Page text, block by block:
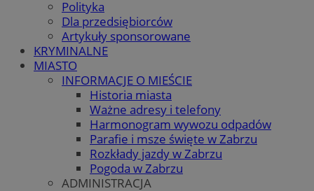
Polityka
Dla przedsiębiorców
Artykuły sponsorowane
KRYMINALNE
MIASTO
INFORMACJE O MIEŚCIE
Historia miasta
Ważne adresy i telefony
Harmonogram wywozu odpadów
Parafie i msze święte w Zabrzu
Rozkłady jazdy w Zabrzu
Pogoda w Zabrzu
ADMINISTRACJA